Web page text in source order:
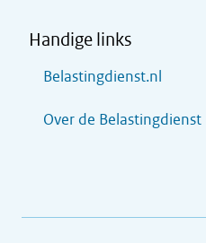
Handige links
Belastingdienst.nl
Over de Belastingdienst